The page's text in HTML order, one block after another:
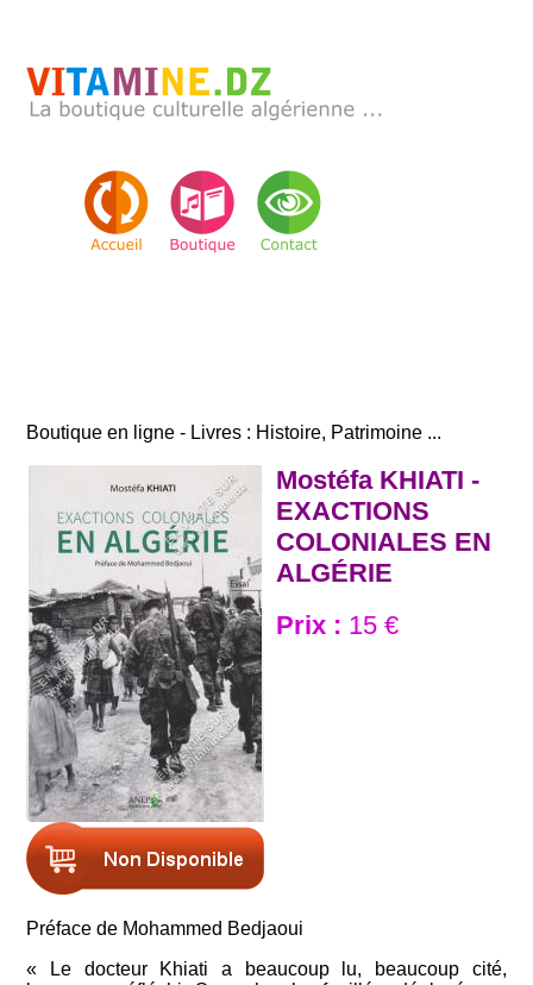
Boutique en ligne - Livres : Histoire, Patrimoine ...
Mostéfa KHIATI -
EXACTIONS
COLONIALES EN
ALGÉRIE
Prix : 15 €
Préface de Mohammed Bedjaoui
« Le docteur Khiati a beaucoup lu, beaucoup cité,